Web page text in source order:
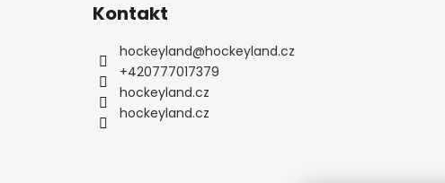
Kontakt
hockeyland@hockeyland.cz
+420777017379
hockeyland.cz
hockeyland.cz